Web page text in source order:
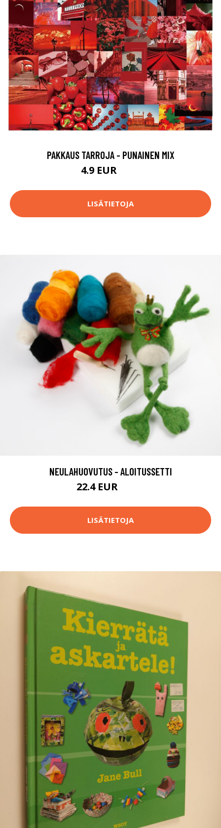
PAKKAUS TARROJA - PUNAINEN MIX
4.9 EUR
LISÄTIETOJA
NEULAHUOVUTUS - ALOITUSSETTI
22.4 EUR
LISÄTIETOJA